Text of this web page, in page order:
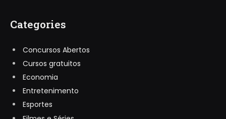
Categories
Concursos Abertos
Cursos gratuitos
Economia
Entretenimento
Esportes